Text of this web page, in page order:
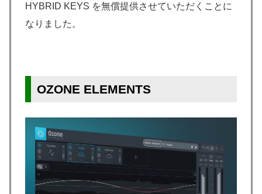
HYBRID KEYS を無償提供させていただくことに
なりました。
OZONE ELEMENTS